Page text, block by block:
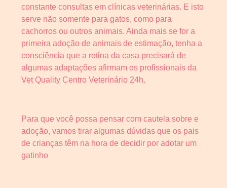
constante consultas em clínicas veterinárias. E isto
serve não somente para gatos, como para
cachorros ou outros animais. Ainda mais se for a
primeira adoção de animais de estimação, tenha a
consciência que a rotina da casa precisará de
algumas adaptações afirmam os profissionais da
Vet Quality Centro Veterinário 24h.
Para que você possa pensar com cautela sobre e
adoção, vamos tirar algumas dúvidas que os pais
de crianças têm na hora de decidir por adotar um
gatinho